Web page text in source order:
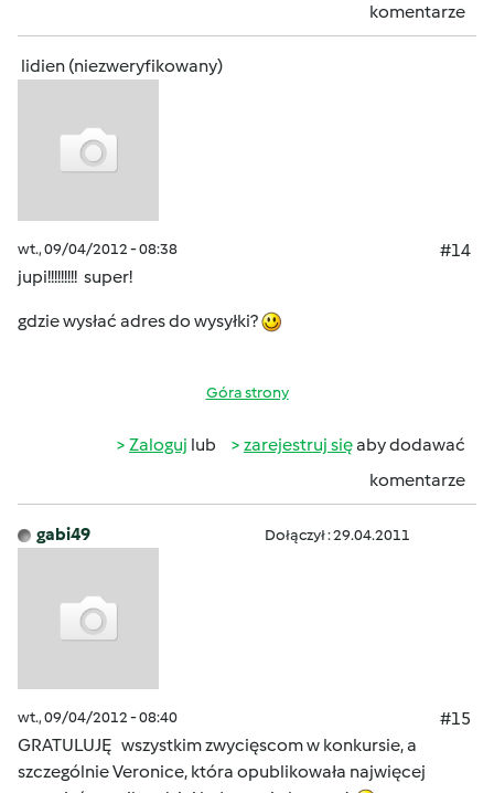
komentarze
lidien (niezweryfikowany)
wt., 09/04/2012 - 08:38
#14
jupi!!!!!!!!! super!
gdzie wysłać adres do wysyłki?
Góra strony
Zaloguj lub zarejestruj sięaby dodawać
komentarze
gabi49 Dołączył : 29.04.2011
wt., 09/04/2012 - 08:40
#15
GRATULUJĘ wszystkim zwycięscom w konkursie, a
szczególnie Veronice, która opublikowała najwięcej